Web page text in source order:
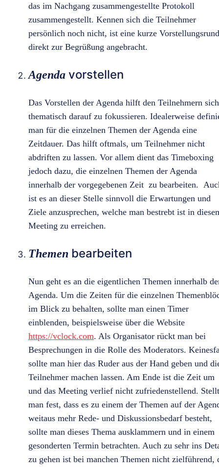
das im Nachgang zusammengestellte Protokoll
zusammengestellt. Kennen sich die Teilnehmer
persönlich noch nicht, ist eine kurze
direkt zur Begrüßung angebracht.
Agenda vorstellen
Das Vorstellen der Agenda hilft den Teilnehmern sich
thematisch darauf zu fokussieren. Idealerweise
man für die einzelnen Themen der Agenda eine
Zeitdauer. Das hilft oftmals, um Teilnehmer nicht
abdriften zu lassen. Vor allem dient das Timeboxing
jedoch dazu, die einzelnen Themen der Agenda
innerhalb der vorgegebenen Zeit zu bearbeiten.
ist es an dieser Stelle sinnvoll die Erwartungen und
Ziele anzusprechen, welche man bestrebt ist in
Meeting zu erreichen.
Themen bearbeiten
Nun geht es an die eigentlichen Themen innerhalb
Agenda. Um die Zeiten für die einzelnen
im Blick zu behalten, sollte man einen Timer
einblenden, beispielsweise über die Website
https://vclock.com. Als Organisator rückt man bei
Besprechungen in die Rolle des Moderators.
sollte man hier das Ruder aus der Hand geben und
Teilnehmer machen lassen. Am Ende ist die Zeit um
und das Meeting verlief nicht zufriedenstellend. Stellt
man fest, dass es zu einem der Themen auf der
weitaus mehr Rede- und Diskussionsbedarf besteht,
sollte man dieses Thema ausklammern und in einem
gesonderten Termin betrachten. Auch zu sehr ins
zu gehen ist bei manchen Themen nicht zielführend,